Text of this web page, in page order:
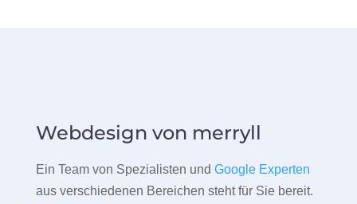
Webdesign von merryll
Ein Team von Spezialisten und Google Experten
aus verschiedenen Bereichen steht für Sie bereit.